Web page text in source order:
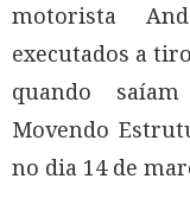
motorista
executados a
quando
Movendo
no dia 14 de